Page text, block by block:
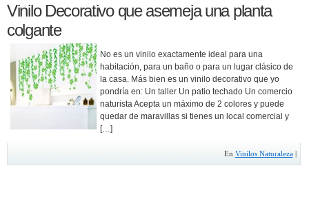
Vinilo Decorativo que asemeja una planta
colgante
No es un vinilo exactamente ideal para una
habitación, para un baño o para un lugar clásico de
la casa. Más bien es un vinilo decorativo que yo
pondría en: Un taller Un patio techado Un comercio
naturista Acepta un máximo de 2 colores y puede
quedar de maravillas si tienes un local comercial y
[…]
En Vinilos Naturaleza|